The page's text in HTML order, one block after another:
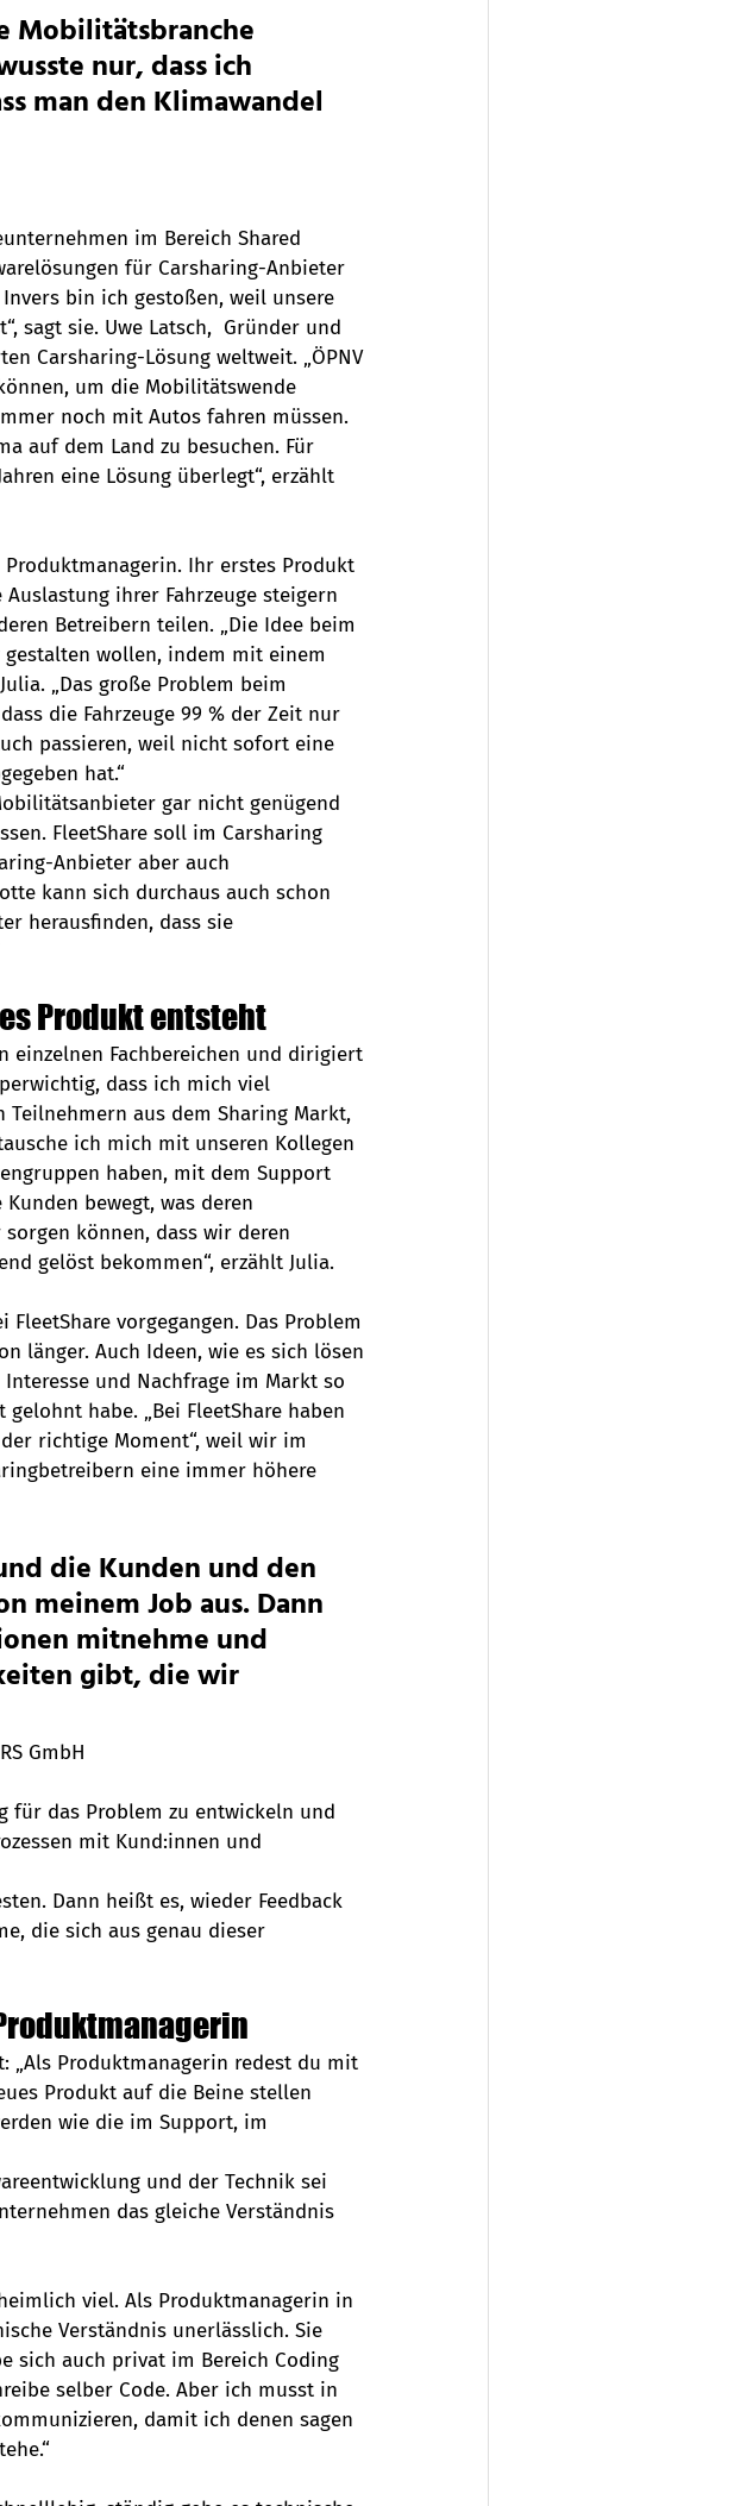
Mobilitätsbranche
nur, dass ich
man den Klimawandel
im Bereich Shared
für Carsharing-Anbieter
bin ich gestoßen, weil unsere
sagt sie. Uwe Latsch,  Gründer und
Carsharing-Lösung weltweit. „ÖPNV
um die Mobilitätswende
noch mit Autos fahren müssen.
auf dem Land zu besuchen. Für
eine Lösung überlegt“, erzählt
Ihr erstes Produkt
ihrer Fahrzeuge steigern
Betreibern teilen. „Die Idee beim
wollen, indem mit einem
„Das große Problem beim
die Fahrzeuge 99 % der Zeit nur
passieren, weil nicht sofort eine
hat.“
gar nicht genügend
FleetShare soll im Carsharing
Anbieter aber auch
kann sich durchaus auch schon
herausfinden, dass sie
Produkt entsteht
einzelnen Fachbereichen und dirigiert
dass ich mich viel
aus dem Sharing Markt,
ich mich mit unseren Kollegen
haben, mit dem Support
bewegt, was deren
können, dass wir deren
gelöst bekommen“, erzählt Julia.
vorgegangen. Das Problem
länger. Auch Ideen, wie es sich lösen
und Nachfrage im Markt so
habe. „Bei FleetShare haben
richtige Moment“, weil wir im
eine immer höhere
die Kunden und den
meinem Job aus. Dann
mitnehme und
gibt, die wir
GmbH
für das Problem zu entwickeln und
mit Kund:innen und
Dann heißt es, wieder Feedback
die sich aus genau dieser
„Als Produktmanagerin redest du mit
Produkt auf die Beine stellen
wie die im Support, im
und der Technik sei
das gleiche Verständnis
viel. Als Produktmanagerin in
Verständnis unerlässlich. Sie
sich auch privat im Bereich Coding
selber Code. Aber ich musst in
damit ich denen sagen